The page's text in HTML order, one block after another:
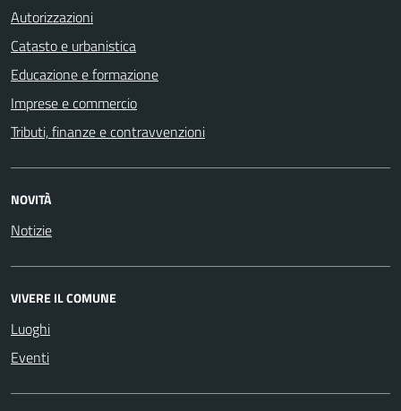
Autorizzazioni
Catasto e urbanistica
Educazione e formazione
Imprese e commercio
Tributi, finanze e contravvenzioni
NOVITÀ
Notizie
VIVERE IL COMUNE
Luoghi
Eventi